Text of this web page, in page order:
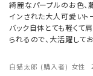
白猫太郎 購入者 女性
綺麗なパープルのお色、
インされた大人可愛いト
バック自体とても軽くて
られるので、大活躍してお